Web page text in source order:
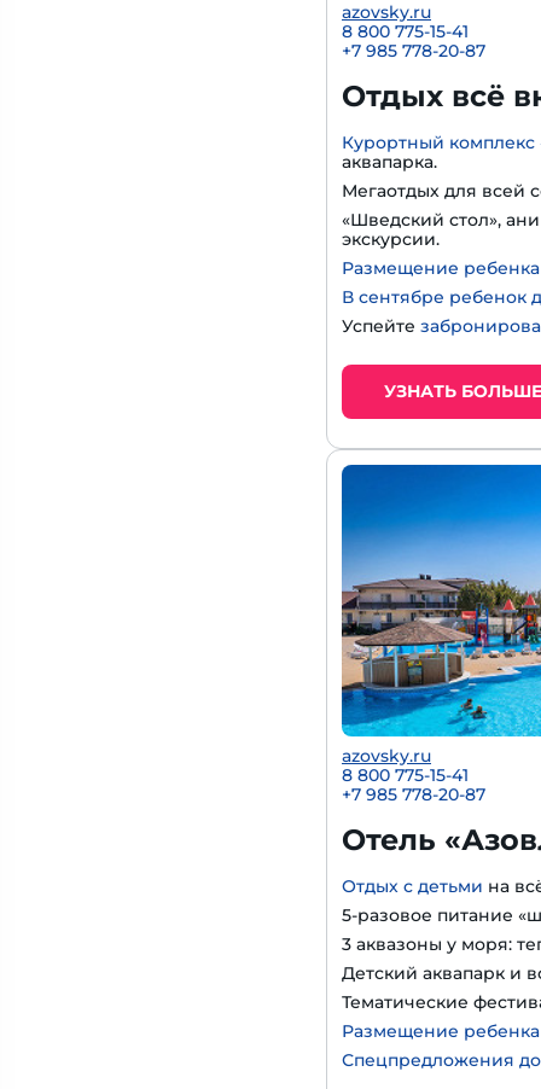
azovsky.ru
8 800 775-15-41
+7 985 778-20-87
Отдых всё
Курортный комплекс
аквапарка.
Мегаотдых для всей
«Шведский стол»,
экскурсии.
Размещение ребенка
В сентябре ребенок
Успейте
УЗНАТЬ БОЛЬШЕ
azovsky.ru
8 800 775-15-41
+7 985 778-20-87
Отель
Отдых с детьми на
5-разовое питание
3 аквазоны у моря:
Детский аквапарк и
Тематические
Размещение ребенка
Спецпредложения до